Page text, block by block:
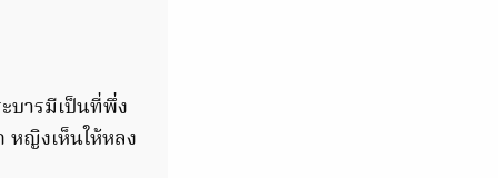
บารมีเป็นที่พึ่ง
หญิงเห็นให้หลง